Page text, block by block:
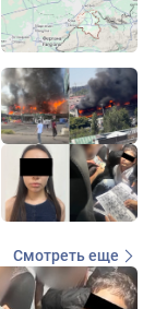
Смотреть еще